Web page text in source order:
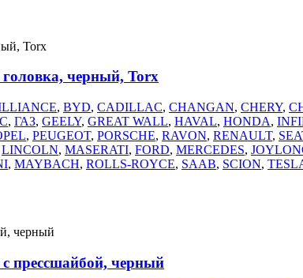
черный, Torx
, BYD, CADILLAC, CHANGAN, CHERY,
, ГАЗ, GEELY, GREAT WALL, HAVAL, HONDA,
, PEUGEOT, PORSCHE, RAVON, RENAULT,
LINCOLN, MASERATI, FORD, MERCEDES,
, MAYBACH, ROLLS-ROYCE, SAAB, SCION,
прессшайбой, черный